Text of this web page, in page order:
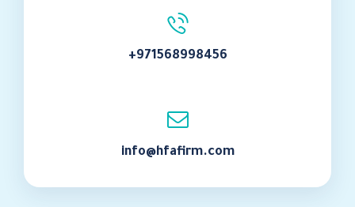
+971568998456
info@hfafirm.com